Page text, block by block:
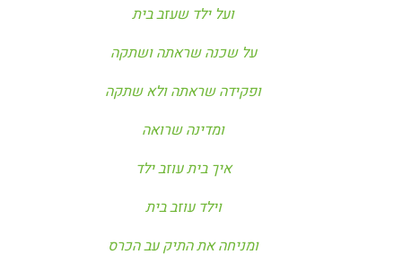
ועל ילד שעזב בית
על שכנה שראתה ושתקה
ופקידה שראתה ולא שתקה
ומדינה שרואה
איך בית עוזב ילד
וילד עוזב בית
ומניחה את התיק עב הכרס